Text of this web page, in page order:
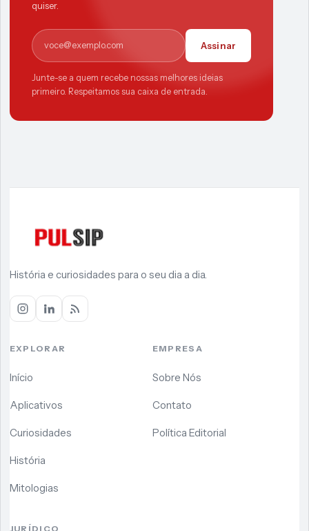
quiser.
E-mail
Assinar
Junte-se a quem recebe nossas melhores ideias
primeiro. Respeitamos sua caixa de entrada.
História e curiosidades para o seu dia a dia.
EXPLORAR
Início
Aplicativos
Curiosidades
História
Mitologias
EMPRESA
Sobre Nós
Contato
Política Editorial
JURÍDICO